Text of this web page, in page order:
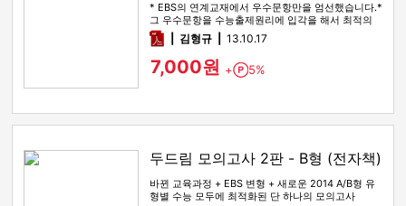
* EBS의 연계교재에서 우수문항만을 엄선했습니다.*
그 우수문항을 수능출제원리에 입각을 해서 최적의
변형문제로 제작했습니다…
pdf김형규 13.10.17
7,000원 + Point
5%
두드림 모의고사 2판 - B형 (전자책)
바뀐 교육과정 + EBS 변형 + 새로운 2014 A/B형 유
형별 수능 모두에 최적화된 단 하나의 모의고사